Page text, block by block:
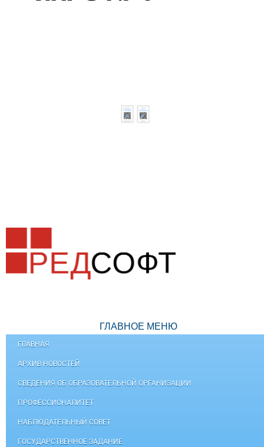
ГЛАВНОЕ МЕНЮ
ГЛАВНАЯ
АРХИВ НОВОСТЕЙ
СВЕДЕНИЯ ОБ ОБРАЗОВАТЕЛЬНОЙ ОРГАНИЗАЦИИ
ПРОФЕССИОНАЛИТЕТ
НАБЛЮДАТЕЛЬНЫЙ СОВЕТ
ГОСУДАРСТВЕННОЕ ЗАДАНИЕ